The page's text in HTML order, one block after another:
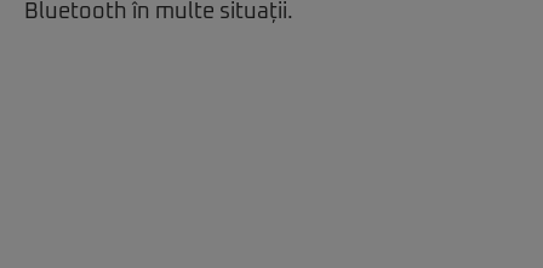
Bluetooth în multe situații.